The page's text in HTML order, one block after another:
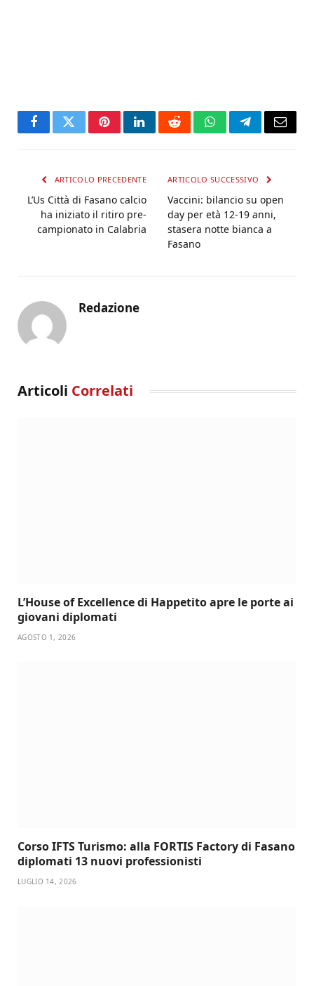
FacebookTwitterPinterestLinkedInRedditWhatsAppTelegramEmail
ARTICOLO PRECEDENTE
L’Us Città di Fasano calcio
ha iniziato il ritiro pre-
campionato in Calabria
ARTICOLO SUCCESSIVO
Vaccini: bilancio su open
day per età 12-19 anni,
stasera notte bianca a
Fasano
Redazione
Articoli Correlati
L’House of Excellence di Happetito apre le porte ai
giovani diplomati
AGOSTO 1, 2026
Corso IFTS Turismo: alla FORTIS Factory di Fasano
diplomati 13 nuovi professionisti
LUGLIO 14, 2026